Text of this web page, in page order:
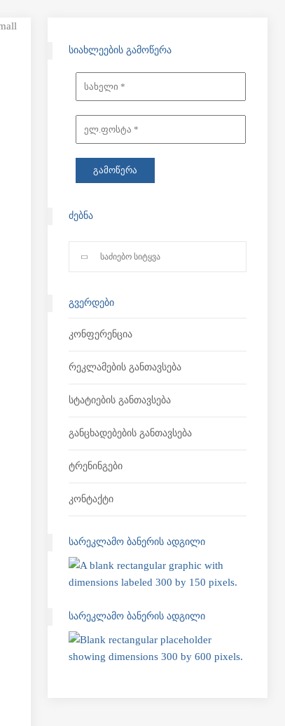
ᲡᲘᲐᲮᲚᲔᲔᲑᲘᲡ ᲒᲐᲛᲝᲬᲔᲠᲐ
ᲫᲔᲑᲜᲐ
ᲒᲕᲔᲠᲓᲔᲑᲘ
Კონფერენცია
Რეკლამების Განთავსება
Სტატიების Განთავსება
Განცხადებების Განთავსება
Ტრენინგები
Კონტაქტი
ᲡᲐᲠᲔᲙᲚᲐᲛᲝ ᲑᲐᲜᲔᲠᲘᲡ ᲐᲓᲒᲘᲚᲘ
ᲡᲐᲠᲔᲙᲚᲐᲛᲝ ᲑᲐᲜᲔᲠᲘᲡ ᲐᲓᲒᲘᲚᲘ